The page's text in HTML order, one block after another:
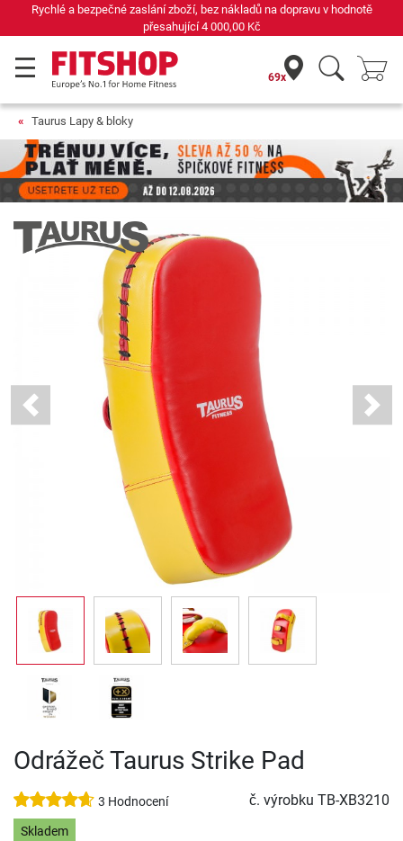
Rychlé a bezpečné zaslání zboží, bez nákladů na dopravu v hodnotě
přesahující4 000,00 Kč
69x
Taurus Lapy & bloky
Previous Next
Odrážeč Taurus Strike Pad
3 Hodnocení č. výrobku TB-XB3210
Skladem